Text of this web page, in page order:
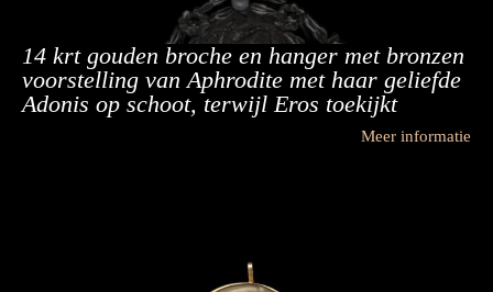
14 krt gouden broche en hanger met bronzen
voorstelling van Aphrodite met haar geliefde
Adonis op schoot, terwijl Eros toekijkt
Meer informatie